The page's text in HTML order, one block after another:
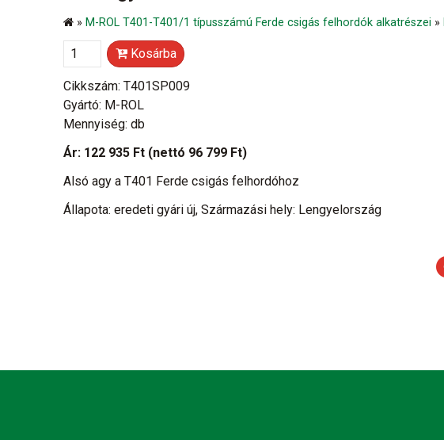
» M-ROL T401-T401/1 típusszámú Ferde csigás felhordók alkatrészei »
Kosárba
Cikkszám: T401SP009
Gyártó: M-ROL
Mennyiség: db
Ár: 122 935 Ft (nettó 96 799 Ft)
Alsó agy a T401 Ferde csigás felhordóhoz
Állapota: eredeti gyári új, Származási hely: Lengyelország